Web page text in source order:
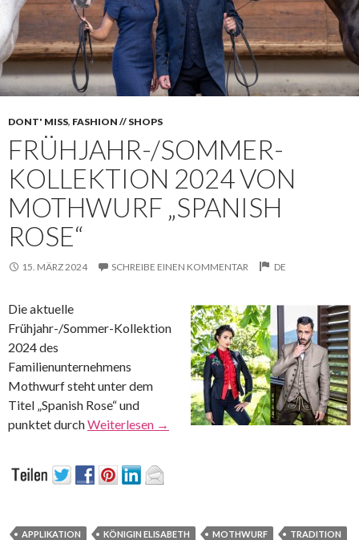
DONT' MISS, FASHION // SHOPS
FRÜHJAHR-/SOMMER-
KOLLEKTION 2024 VON
MOTHWURF „SPANISH
ROSE“
15. MÄRZ 2024 SCHREIBE EINEN KOMMENTAR DE
Die aktuelle
Frühjahr-/Sommer-Kollektion
2024 des
Familienunternehmens
Mothwurf steht unter dem
Titel „Spanish Rose“ und
punktet durchWeiterlesen →
APPLIKATION KÖNIGIN ELISABETH MOTHWURF
TRADITION